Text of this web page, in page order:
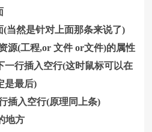
然是针对上面那条来说了)
源(工程,or 文件 or文件)的属性
一行插入空行(这时鼠标可以在
是最后)
插入空行(原理同上条)
地方